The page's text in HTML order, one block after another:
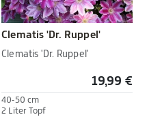
Clematis 'Dr. Ruppel'
Clematis 'Dr. Ruppel'
19,99 €
40-50 cm
2 Liter Topf